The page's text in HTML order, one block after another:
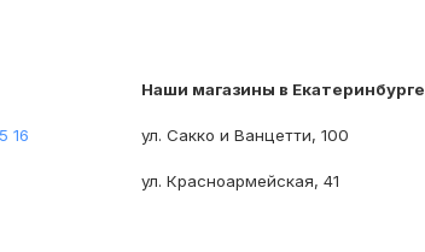
16
Наши магазины в Екатеринбурге
ул. Сакко и Ванцетти, 100
ул. Красноармейская, 41